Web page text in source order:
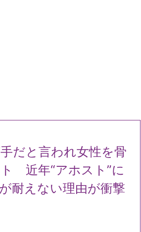
だと言われ女性を骨
近年“アホスト”に
耐えない理由が衝撃